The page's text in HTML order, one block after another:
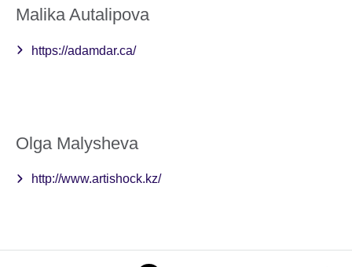
Malika Autalipova
https://adamdar.ca/
Olga Malysheva
http://www.artishock.kz/